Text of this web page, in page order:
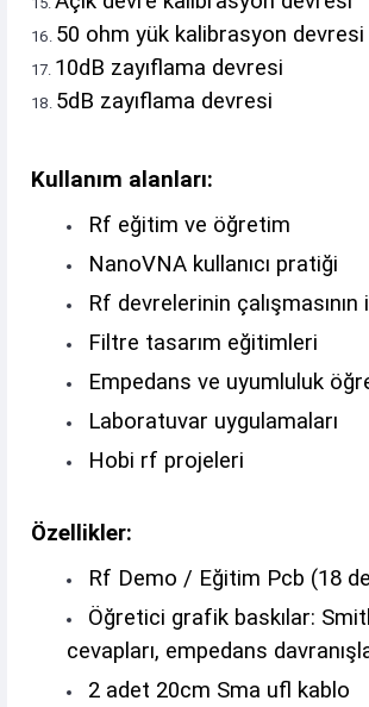
50 ohm yük kalibrasyon devresi
10dB zayıflama devresi
5dB zayıflama devresi
Kullanım alanları:
Rf eğitim ve öğretim
NanoVNA kullanıcı pratiği
Rf devrelerinin
Filtre tasarım eğitimleri
Empedans ve uyumluluk
Laboratuvar uygulamaları
Hobi rf projeleri
Özellikler:
Rf Demo / Eğitim Pcb (18
Öğretici grafik baskılar:
cevapları, empedans
2 adet 20cm Sma ufl kablo